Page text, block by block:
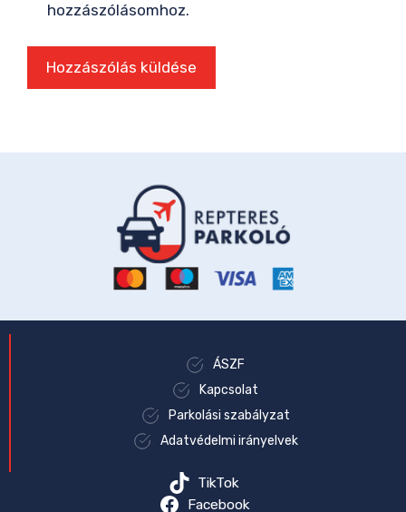
hozzászólásomhoz.
ÁSZF
Kapcsolat
Parkolási szabályzat
Adatvédelmi irányelvek
TikTok
Facebook